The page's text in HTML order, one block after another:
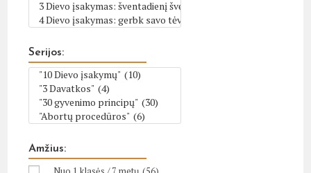
Serijos:
Amžius: